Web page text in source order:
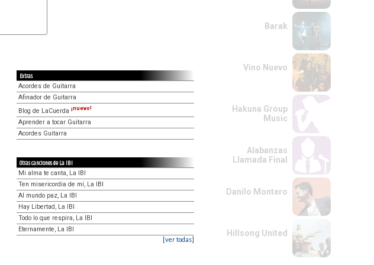
Extras
Acordes de Guitarra
Afinador de Guitarra
Blog de LaCuerda ¡nuevo!
Aprender a tocar Guitarra
Acordes Guitarra
Otras canciones de La IBI
Mi alma te canta, La IBI
Ten misericordia de mí, La IBI
Al mundo paz, La IBI
Hay Libertad, La IBI
Todo lo que respira, La IBI
Eternamente, La IBI
[ver todas]
Barak
Vino Nuevo
Hakuna Group
Music
Alabanzas
Llamada Final
Danilo Montero
Hillsong United